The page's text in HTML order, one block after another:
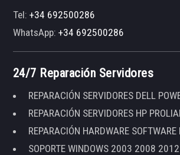
Tel:+34 692500286
WhatsApp:+34 692500286
24/7 Reparación Servidores
REPARACIÓN SERVIDORES DELL
REPARACIÓN SERVIDORES HP
REPARACIÓN HARDWARE SOFTWARE
SOPORTE WINDOWS 2003 2008